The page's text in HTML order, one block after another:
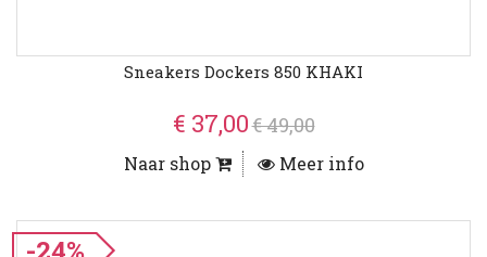
Sneakers Dockers 850 KHAKI
€ 37,00€ 49,00
Naar shop Meer info